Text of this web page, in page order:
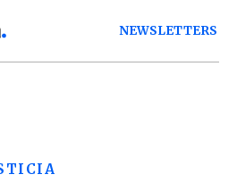
NEWSLETTERS